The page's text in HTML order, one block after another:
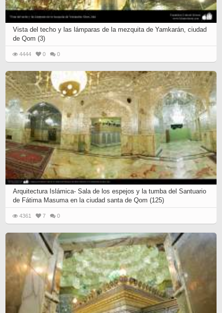
Vista del techo y las lámparas de la mezquita de Yamkarán, ciudad
de Qom (3)
4444 0 0
Arquitectura Islámica- Sala de los espejos y la tumba del Santuario
de Fátima Masuma en la ciudad santa de Qom (125)
4361 7 0